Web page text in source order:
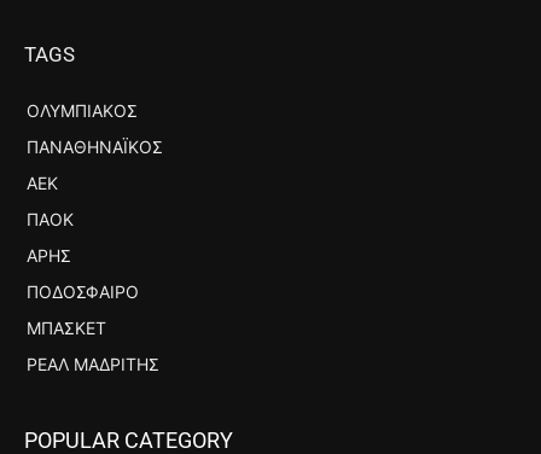
TAGS
ΟΛΥΜΠΙΑΚΌΣ
ΠΑΝΑΘΗΝΑΪΚΌΣ
ΑΕΚ
ΠΑΟΚ
ΆΡΗΣ
ΠΟΔΌΣΦΑΙΡΟ
ΜΠΆΣΚΕΤ
ΡΕΆΛ ΜΑΔΡΊΤΗΣ
POPULAR CATEGORY